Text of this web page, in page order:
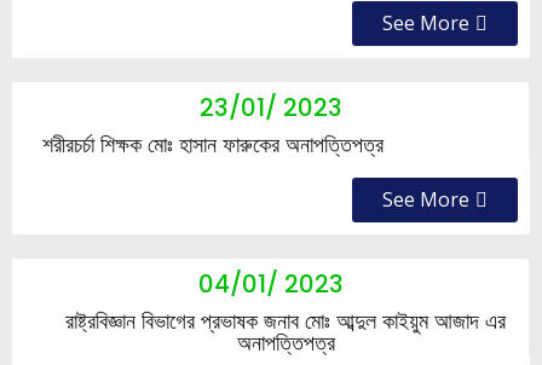
See More
23/01/ 2023
শরীরচর্চা শিক্ষক মোঃ হাসান ফারুকের অনাপত্তিপত্র
See More
04/01/ 2023
রাষ্ট্রবিজ্ঞান বিভাগের প্রভাষক জনাব মোঃ আব্দুল কাইয়ুম আজাদ এর
অনাপত্তিপত্র